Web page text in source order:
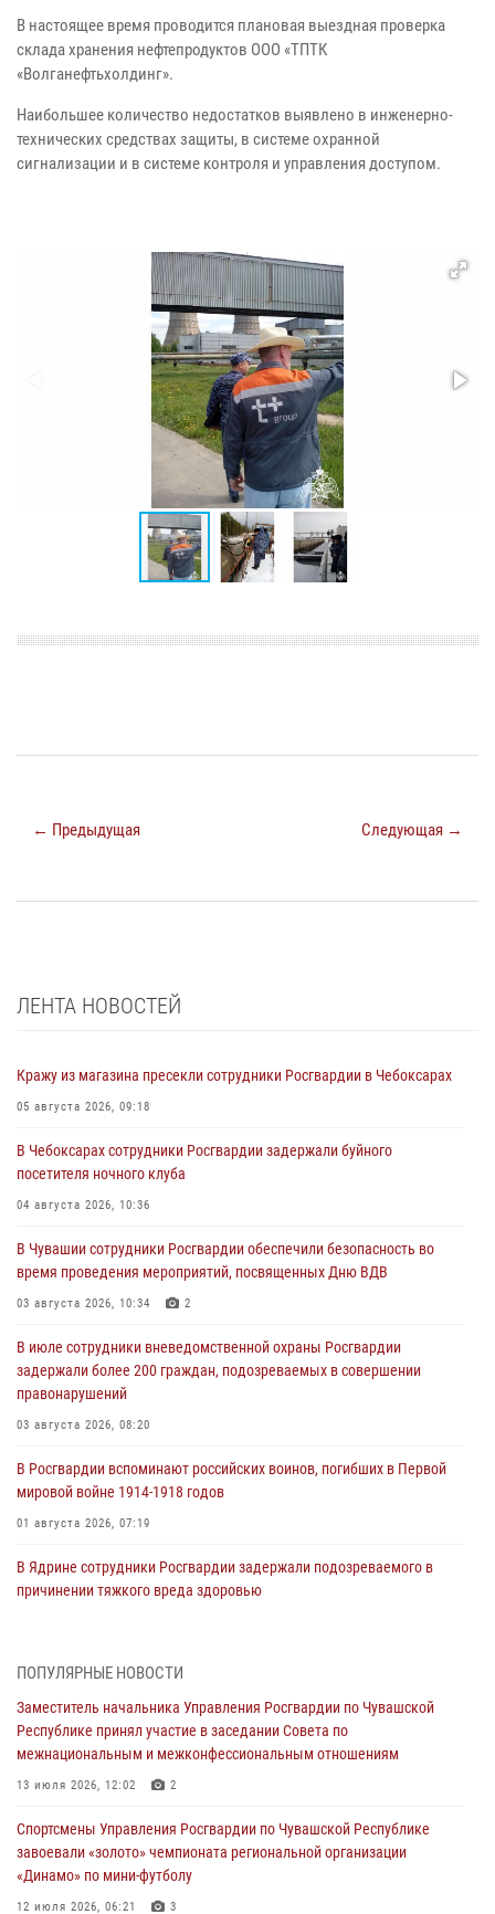
В настоящее время проводится плановая выездная проверка
склада хранения нефтепродуктов ООО «ТПТК
«Волганефтьхолдинг».
Наибольшее количество недостатков выявлено в инженерно-
технических средствах защиты, в системе охранной
сигнализации и в системе контроля и управления доступом.
← Предыдущая Следующая →
ЛЕНТА НОВОСТЕЙ
Кражу из магазина пресекли сотрудники Росгвардии в Чебоксарах
05 августа 2026, 09:18
В Чебоксарах сотрудники Росгвардии задержали буйного
посетителя ночного клуба
04 августа 2026, 10:36
В Чувашии сотрудники Росгвардии обеспечили безопасность во
время проведения мероприятий, посвященных Дню ВДВ
03 августа 2026, 10:34 2
В июле сотрудники вневедомственной охраны Росгвардии
задержали более 200 граждан, подозреваемых в совершении
правонарушений
03 августа 2026, 08:20
В Росгвардии вспоминают российских воинов, погибших в Первой
мировой войне 1914-1918 годов
01 августа 2026, 07:19
В Ядрине сотрудники Росгвардии задержали подозреваемого в
причинении тяжкого вреда здоровью
1 августа – День дежурной службы войск национальной гвардии
Директор Росгвардии Герой России генерал армии Виктор Золотов
поздравил специалистов подразделений тыла с профессиональным
01 августа 2026, 00:01
В Чебоксарах при участии спецназа Росгвардии изъята крупная
партия немаркированной никотиносодержащей продукции (видео)
ПОПУЛЯРНЫЕ НОВОСТИ
Заместитель начальника Управления Росгвардии по Чувашской
Республике принял участие в заседании Совета по
межнациональным и межконфессиональным отношениям
13 июля 2026, 12:02 2
Спортсмены Управления Росгвардии по Чувашской Республике
завоевали «золото» чемпионата региональной организации
«Динамо» по мини-футболу
12 июля 2026, 06:21 3